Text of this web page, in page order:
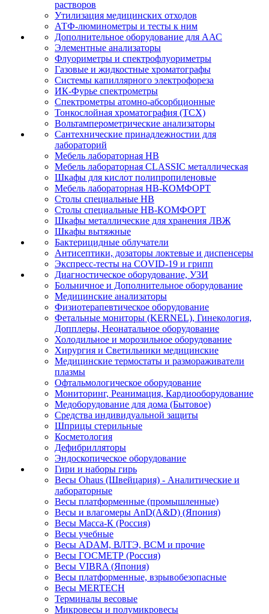
растворов
Утилизация медицинских отходов
АТФ-люминометры и тесты к ним
Дополнительное оборудование для ААС
Элементные анализаторы
Флуориметры и спектрофлуориметры
Газовые и жидкостные хроматографы
Системы капиллярного электрофореза
ИК-Фурье спектрометры
Спектрометры атомно-абсорбционные
Тонкослойная хроматография (ТСХ)
Вольтамперометрические анализаторы
Сантехнические принадлежностии для
лабораторий
Мебель лабораторная НВ
Мебель лабораторная CLASSIC металлическая
Шкафы для кислот полипропиленовые
Мебель лабораторная НВ-КОМФОРТ
Столы специальные НВ
Столы специальные НВ-КОМФОРТ
Шкафы металлические для хранения ЛВЖ
Шкафы вытяжные
Бактерицидные облучатели
Антисептики, дозаторы локтевые и диспенсеры
Экспресс-тесты на COVID-19 и грипп
Диагностическое оборудование, УЗИ
Больничное и Дополнительное оборудование
Медицинские анализаторы
Физиотерапевтическое оборудование
Фетальные мониторы (KERNEL), Гинекология,
Допплеры, Неонатальное оборудование
Холодильное и морозильное оборудование
Хирургия и Светильники медицинские
Медицинские термостаты и размораживатели
плазмы
Офтальмологическое оборудование
Мониторинг, Реанимация, Кардиооборудование
Медоборудование для дома (Бытовое)
Средства индивидуальной защиты
Шприцы стерильные
Косметология
Дефибрилляторы
Эндоскопическое оборудование
Гири и наборы гирь
Весы Ohaus (Швейцария) - Аналитические и
лабораторные
Весы платформенные (промышленные)
Весы и влагомеры AnD(A&D) (Япония)
Весы Масса-К (Россия)
Весы учебные
Весы ADAM, ВЛТЭ, BCM и прочие
Весы ГОСМЕТР (Россия)
Весы VIBRA (Япония)
Весы платформенные, взрывобезопасные
Весы MERTECH
Терминалы весовые
Микровесы и полумикровесы